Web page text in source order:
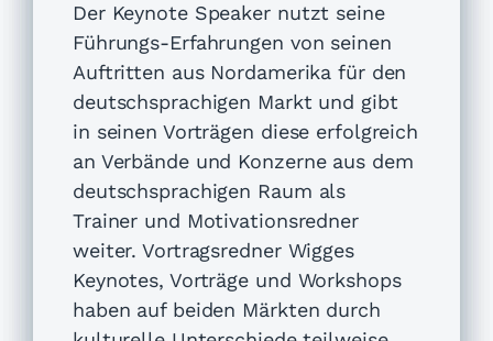
Der Keynote Speaker nutzt seine
Führungs-Erfahrungen von seinen
Auftritten aus Nordamerika für den
deutschsprachigen Markt und gibt
in seinen Vorträgen diese erfolgreich
an Verbände und Konzerne aus dem
deutschsprachigen Raum als
Trainer und Motivationsredner
weiter. Vortragsredner Wigges
Keynotes, Vorträge und Workshops
haben auf beiden Märkten durch